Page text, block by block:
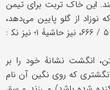
این خاک تربت برای تیمن
نوزاد از گلو پایین می‌دهد،
... ، ۵ / ۶۶۶، نیز حاشیۀ ۱؛ نیز نک‍ :
انگشت نشانۀ خود را بر
که روی نگین آن نام